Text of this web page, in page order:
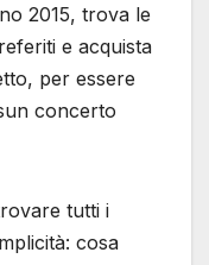
di posti. A
che
e potrai
4 giorni
fatto alcuna
e